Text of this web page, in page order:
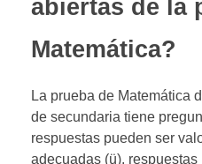
abiertas de la
Matemática?
La prueba de Matemática
de secundaria tiene
respuestas pueden ser
adecuadas (ü),